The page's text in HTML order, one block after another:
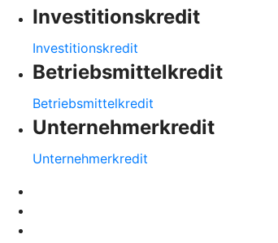
Investitionskredit
Investitionskredit
Betriebsmittelkredit
Betriebsmittelkredit
Unternehmerkredit
Unternehmerkredit